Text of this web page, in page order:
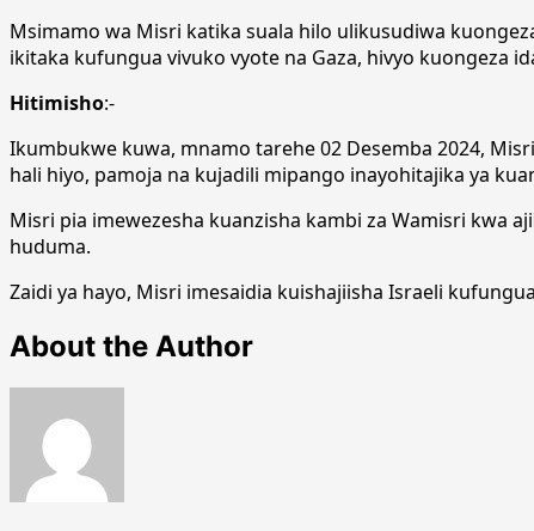
Msimamo wa Misri katika suala hilo ulikusudiwa
ikitaka kufungua vivuko vyote na Gaza, hivyo kuongeza
Hitimisho:-
Ikumbukwe kuwa, mnamo tarehe 02 Desemba 2024,
hali hiyo, pamoja na kujadili mipango inayohitajika ya
Misri pia imewezesha kuanzisha kambi za Wamisri kwa
huduma.
Zaidi ya hayo, Misri imesaidia kuishajiisha Israeli
About the Author